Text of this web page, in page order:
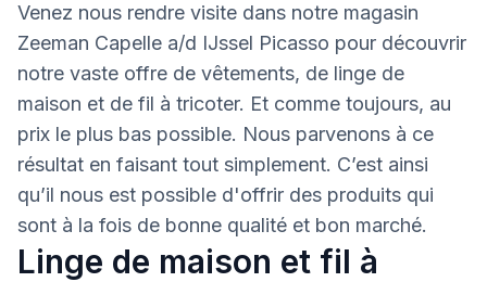
Venez nous rendre visite dans notre magasin
Zeeman Capelle a/d IJssel Picasso pour découvrir
notre vaste offre de vêtements, de linge de
maison et de fil à tricoter. Et comme toujours, au
prix le plus bas possible. Nous parvenons à ce
résultat en faisant tout simplement. C’est ainsi
qu’il nous est possible d'offrir des produits qui
sont à la fois de bonne qualité et bon marché.
Linge de maison et fil à